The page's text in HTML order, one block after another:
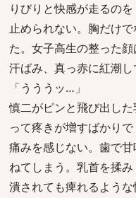
りびりと快感が走るのを
止められない。胸だけ
た。女子高生の整った顔
汗ばみ、真っ赤に紅潮し
「うううッ…」
慎二がピンと飛び出し
って疼きが増すばかりで
痛みを感じない。歯で
ねてしまう。乳首を揉み
潰されても痺れるよう